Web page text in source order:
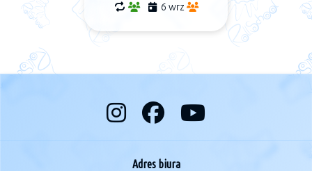
6 wrz
Adres biura